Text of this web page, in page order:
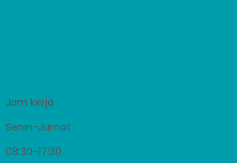
Jam kerja
Senin-Jumat
08:30-17:30